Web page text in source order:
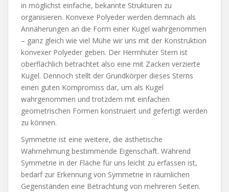
in möglichst einfache, bekannte Strukturen zu
organisieren. Konvexe Polyeder werden demnach als
Annäherungen an die Form einer Kugel wahrgenommen
– ganz gleich wie viel Mühe wir uns mit der Konstruktion
konvexer Polyeder geben. Der Herrnhuter Stern ist
oberflächlich betrachtet also eine mit Zacken verzierte
Kugel. Dennoch stellt der Grundkörper dieses Sterns
einen guten Kompromiss dar, um als Kugel
wahrgenommen und trotzdem mit einfachen
geometrischen Formen konstruiert und gefertigt werden
zu können.
Symmetrie ist eine weitere, die ästhetische
Wahrnehmung bestimmende Eigenschaft. Während
Symmetrie in der Fläche für uns leicht zu erfassen ist,
bedarf zur Erkennung von Symmetrie in räumlichen
Gegenständen eine Betrachtung von mehreren Seiten.